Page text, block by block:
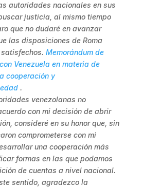
autoridades nacionales en sus
justicia, al mismo tiempo
que no dudaré en avanzar
las disposiciones de Roma
Memorándum de
Venezuela en materia de
cooperación y
.
venezolanas no
con mi decisión de abrir
consideré en su honor que, sin
comprometerse con mi
una cooperación más
formas en las que podamos
de cuentas a nivel nacional.
sentido, agradezco la